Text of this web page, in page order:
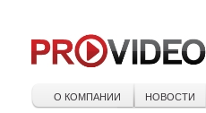
О КОМПАНИИ НОВОСТИ